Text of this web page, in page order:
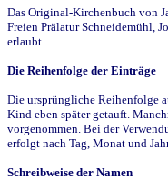
Das Original-Kirchenbuch von
Freien Prälatur Schneidemühl,
erlaubt.
Die Reihenfolge der Einträge
Die ursprüngliche Reihenfolge
Kind eben später getauft.
vorgenommen. Bei der
erfolgt nach Tag, Monat und
Schreibweise der Namen